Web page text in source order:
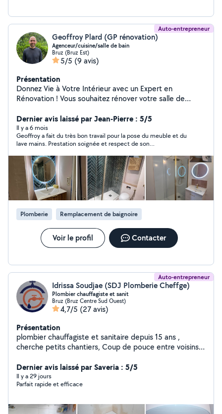
Auto-entrepreneur
Geoffroy Plard (GP rénovation)
Agenceur/cuisine/salle de bain
Bruz (Bruz Est)
5/5 (9 avis)
Présentation
Donnez Vie à Votre Intérieur avec un Expert en
Rénovation ! Vous souhaitez rénover votre salle de
sol. Faites appel à un professionnel passionné pour des
travaux soignés et durables. Salle de bains: Création ou
rénovation, douche à l'italienne, faïence, robinetterie.
Cuisine : Pose sur mesure, ajustements précis, finitions
impeccables. Revêtements de sol: Parquet, carrelage,
PVC, un sol élégant et résistant. Garantie décennale :
Vos travaux protégés pendant 10 ans. Qualité &
précision : Des finitions haut de gamme pour un intérieur
unique. Accompagnement sur mesure : Conseils et suivi
personnalisé. Confiez-nous votre projet et transformez
votre intérieur avec sérénité ! Contactez-moi pour un
devis gratuit. Me contacter par téléphone
Dernier avis laissé par Jean-Pierre : 5/5
Il y a 6 mois
Geoffroy a fait du très bon travail pour la pose du meuble et du
lave mains. Prestation soignée et respect de son
le recommande vivement et ne manquerais pas au besoin de
refaire appel à ses services.
Plomberie Remplacement de baignoire
Voir le profil Contacter
Auto-entrepreneur
Idrissa Soudjae (SDJ Plomberie Cheffge)
Plombier chauffagiste et sanit
Bruz (Bruz Centre Sud Ouest)
4,7/5 (27 avis)
Présentation
plombier chauffagiste et sanitaire depuis 15 ans ,
cherche petits chantiers, Coup de pouce entre voisins
Dernier avis laissé par Saveria : 5/5
Il y a 29 jours
Parfait rapide et efficace